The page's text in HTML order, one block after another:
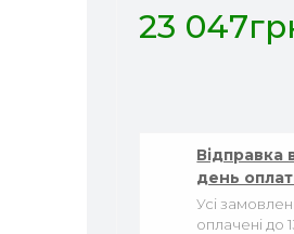
23
Відправка
день
Усі
оплачені до